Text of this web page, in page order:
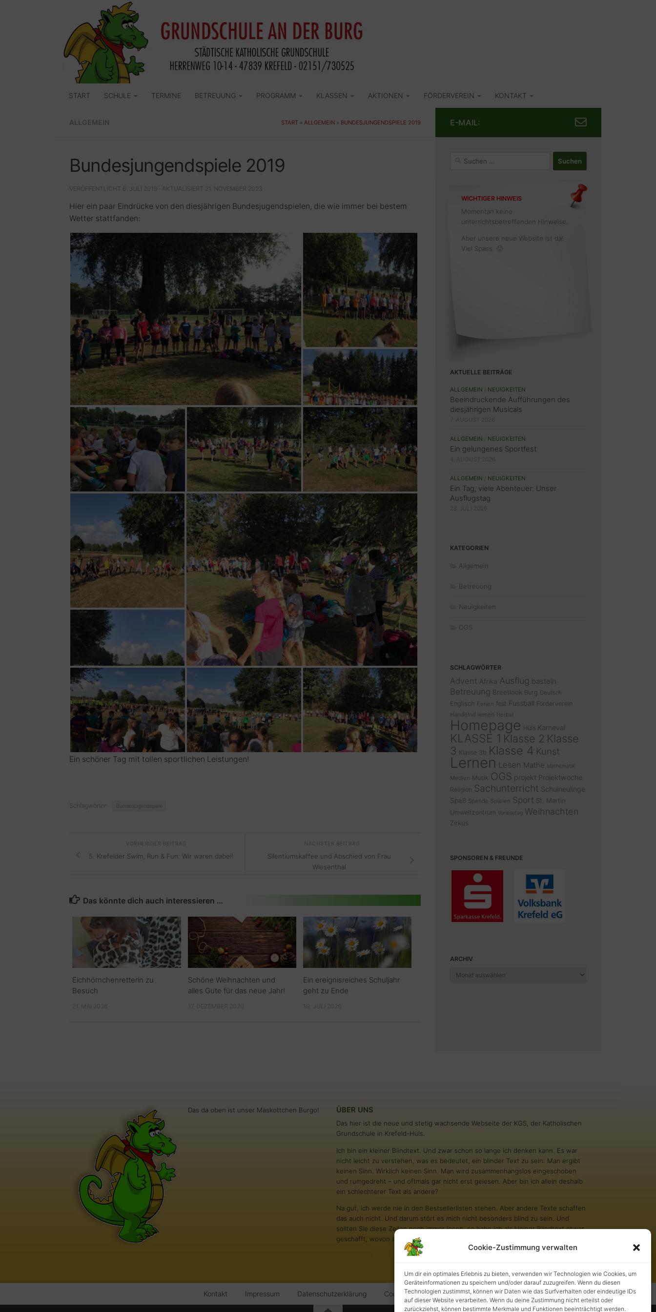
Cookie-Zustimmung verwalten
Um dir ein optimales Erlebnis zu bieten, verwenden wir Technologien wie Cookies, um
Geräteinformationen zu speichern und/oder darauf zuzugreifen. Wenn du diesen
Technologien zustimmst, können wir Daten wie das Surfverhalten oder eindeutige IDs
auf dieser Website verarbeiten. Wenn du deine Zustimmung nicht erteilst oder
zurückziehst, können bestimmte Merkmale und Funktionen beeinträchtigt werden.
START SCHULE TERMINE BETREUUNG PROGRAMM KLASSEN AKTIONEN FÖRDERVEREIN KONTAKT
ALLGEMEIN START » ALLGEMEIN » BUNDESJUNGENDSPIELE 2019
Bundesjungendspiele 2019
VERÖFFENTLICHT 6. JULI 2019 · AKTUALISIERT 21. NOVEMBER 2023
Hier ein paar Eindrücke von den diesjährigen Bundesjugendspielen, die wie immer bei bestem
Wetter stattfanden:
Ein schöner Tag mit tollen sportlichen Leistungen!
Schlagwörter: Bundesjugendspiele
NÄCHSTER BEITRAG
Silentiumskaffee und Abschied von Frau
Wiesenthal
VORHERIGER BEITRAG
5. Krefelder Swim, Run & Fun: Wir waren dabei!
Das könnte dich auch interessieren …
Eichhörnchenretterin zu
Besuch
Schöne Weihnachten und
alles Gute für das neue Jahr!
Ein ereignisreiches Schuljahr
geht zu Ende
E-MAIL:
WICHTIGER HINWEIS
Momentan keine
unterrichtsbetreffenden Hinweise.
Aber unsere neue Website ist da!
Viel Spass. 🙂
AKTUELLE BEITRÄGE
ALLGEMEIN NEUIGKEITEN
Beeindruckende Aufführungen des
diesjährigen Musicals
ALLGEMEIN NEUIGKEITEN
Ein gelungenes Sportfest
ALLGEMEIN NEUIGKEITEN
Ein Tag, viele Abenteuer: Unser
Ausflugstag
KATEGORIEN
Allgemein
Betreuung
Neuigkeiten
OGS
SCHLAGWÖRTER
Advent Afrika Ausflug basteln
Betreuung Breetlook Burg Deutsch
Englisch Ferien fest Fussball Förderverein
Handelnd lernen Herbst
Homepage Hüls Karneval
KLASSE 1 Klasse 2 Klasse
3 Klasse 3b Klasse 4 Kunst
Lernen Lesen Mathe Mathematik
Medien Musik OGS projekt Projektwoche
Religion Sachunterricht Schulneulinge
Spaß Spende Spielen Sport St. Martin
Umweltzentrum Vorlesetag Weihnachten
Zirkus
SPONSOREN & FREUNDE
ARCHIV
Archiv
Das da oben ist unser Maskottchen Burgo! ÜBER UNS
Das hier ist die neue und stetig wachsende Webseite der KGS, der Katholischen
Grundschule in Krefeld-Hüls.
Ich bin ein kleiner Blindtext. Und zwar schon so lange ich denken kann. Es war
nicht leicht zu verstehen, was es bedeutet, ein blinder Text zu sein: Man ergibt
keinen Sinn. Wirklich keinen Sinn. Man wird zusammenhangslos eingeschoben
und rumgedreht – und oftmals gar nicht erst gelesen. Aber bin ich allein deshalb
ein schlechterer Text als andere?
Na gut, ich werde nie in den Bestsellerlisten stehen. Aber andere Texte schaffen
das auch nicht. Und darum stört es mich nicht besonders blind zu sein. Und
sollten Sie diese Zeilen noch immer lesen, so habe ich als kleiner Blindtext etwas
geschafft, wovon all die richtigen und wichtigen Texte meist nur träumen.
Kontakt Impressum Datenschutzerklärung Cookie-Richtlinie (EU)